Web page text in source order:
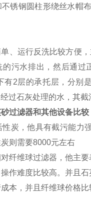
不锈钢圆柱形绕丝水帽
运行反洗比较方便，
的污水排出，然后通过
有2层的承托层，分别
过石灰处理的水，其
过滤器和其他设备比较
炭，他具有截污能力
则需要8000元左右
纤维球过滤器，他主
作难度比较高。并且
本，并且纤维球价格